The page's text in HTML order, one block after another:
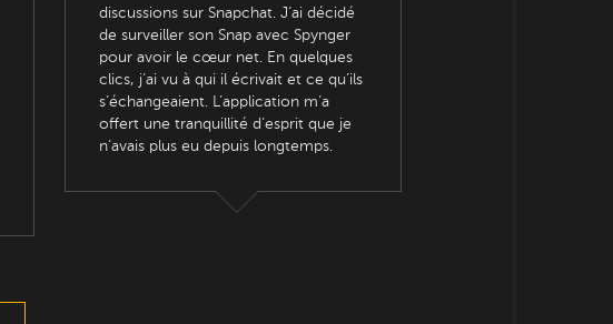
discussions sur Snapchat. J’ai décidé
de surveiller son Snap avec Spynger
pour avoir le cœur net. En quelques
clics, j’ai vu à qui il écrivait et ce qu’ils
s’échangeaient. L’application m’a
offert une tranquillité d’esprit que je
n’avais plus eu depuis longtemps.